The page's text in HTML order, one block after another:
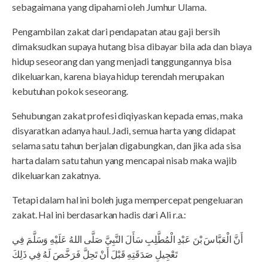
sebagaimana yang dipahami oleh Jumhur Ulama.
Pengambilan zakat dari pendapatan atau gaji bersih
dimaksudkan supaya hutang bisa dibayar bila ada dan biaya
hidup seseorang dan yang menjadi tanggungannya bisa
dikeluarkan, karena biaya hidup terendah merupakan
kebutuhan pokok seseorang.
Sehubungan zakat profesi diqiyaskan kepada emas, maka
disyaratkan adanya haul. Jadi, semua harta yang didapat
selama satu tahun berjalan digabungkan, dan jika ada sisa
harta dalam satu tahun yang mencapai nisab maka wajib
dikeluarkan zakatnya.
Tetapi dalam hal ini boleh juga mempercepat pengeluaran
zakat. Hal ini berdasarkan hadis dari Ali r.a.:
أَنَّ الْعَبَّاسَ بْنَ عَبْدِ الْمُطَّلِبِ سَأَلَ النَّبِيَّ صَلَّى اللهُ عَلَيْهِ وَسَلَّمَ فِي
تَعْجِيلِ صَدَقَتِهِ قَبْلَ أَنْ تَحِلَّ فَرَخَّصَ لَهُ فِي ذَلِكَ